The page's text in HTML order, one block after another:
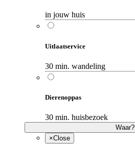
in jouw huis
Uitlaatservice
30 min. wandeling
Dierenoppas
30 min. huisbezoek
Waar?
×Close